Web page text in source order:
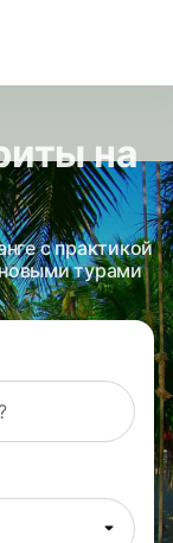
на
с практикой
турами